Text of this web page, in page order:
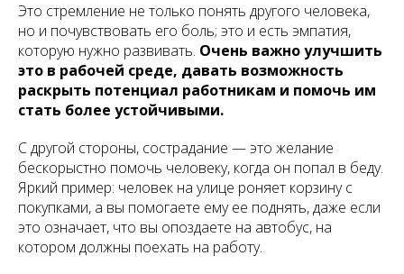
Это стремление не только понять другого человека,
но и почувствовать его боль; это и есть эмпатия,
которую нужно развивать. Очень важно улучшить
это в рабочей среде, давать возможность
раскрыть потенциал работникам и помочь им
стать более устойчивыми.
С другой стороны, сострадание — это желание
бескорыстно помочь человеку, когда он попал в беду.
Яркий пример: человек на улице роняет корзину с
покупками, а вы помогаете ему ее поднять, даже если
это означает, что вы опоздаете на автобус, на
котором должны поехать на работу.